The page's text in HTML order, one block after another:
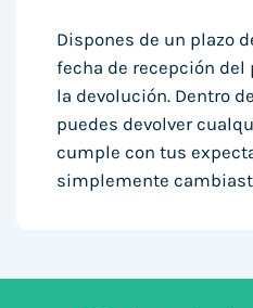
Dispones de un plazo
fecha de recepción del
la devolución. Dentro
puedes devolver
cumple con tus
simplemente